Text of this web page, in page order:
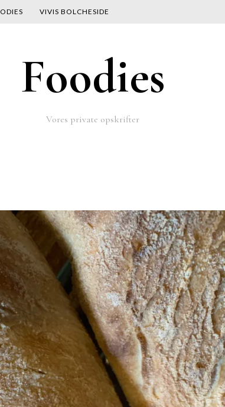
VIVIS BOLCHESIDE
Foodies
Vores private opskrifter